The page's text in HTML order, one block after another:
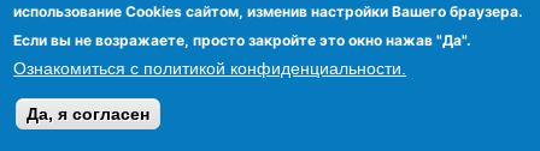
использование Cookies сайтом, изменив настройки Вашего браузера.
Если вы не возражаете, просто закройте это окно нажав "Да".
Ознакомиться с политикой конфиденциальности.
Да, я согласен